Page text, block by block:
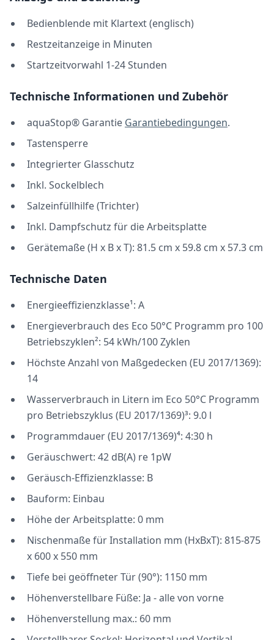
Bedienblende mit Klartext (englisch)
Restzeitanzeige in Minuten
Startzeitvorwahl 1-24 Stunden
Technische Informationen und Zubehör
aquaStop® Garantie Garantiebedingungen.
Tastensperre
Integrierter Glasschutz
Inkl. Sockelblech
Salzeinfüllhilfe (Trichter)
Inkl. Dampfschutz für die Arbeitsplatte
Gerätemaße (H x B x T): 81.5 cm x 59.8 cm x 57.3 cm
Technische Daten
Energieeffizienzklasse¹: A
Energieverbrauch des Eco 50°C Programm pro 100
Betriebszyklen²: 54 kWh/100 Zyklen
Höchste Anzahl von Maßgedecken (EU 2017/1369):
14
Wasserverbrauch in Litern im Eco 50°C Programm
pro Betriebszyklus (EU 2017/1369)³: 9.0 l
Programmdauer (EU 2017/1369)⁴: 4:30 h
Geräuschwert: 42 dB(A) re 1pW
Geräusch-Effizienzklasse: B
Bauform: Einbau
Höhe der Arbeitsplatte: 0 mm
Nischenmaße für Installation mm (HxBxT): 815-875
x 600 x 550 mm
Tiefe bei geöffneter Tür (90°): 1150 mm
Höhenverstellbare Füße: Ja - alle von vorne
Höhenverstellung max.: 60 mm